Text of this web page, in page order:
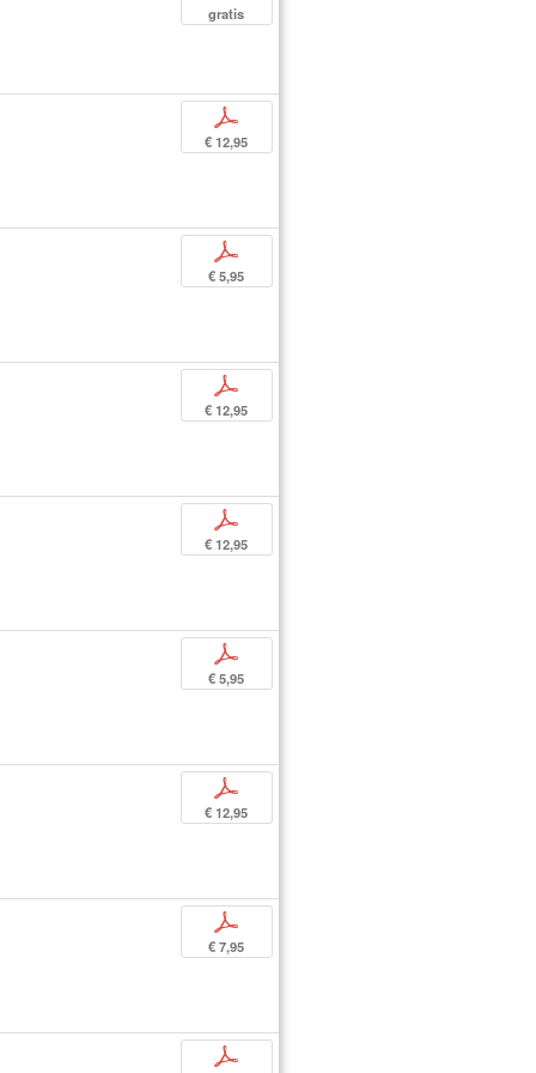
gratis
p
€ 12,95
p
€ 5,95
p
€ 12,95
p
€ 12,95
p
€ 5,95
p
€ 12,95
p
€ 7,95
p